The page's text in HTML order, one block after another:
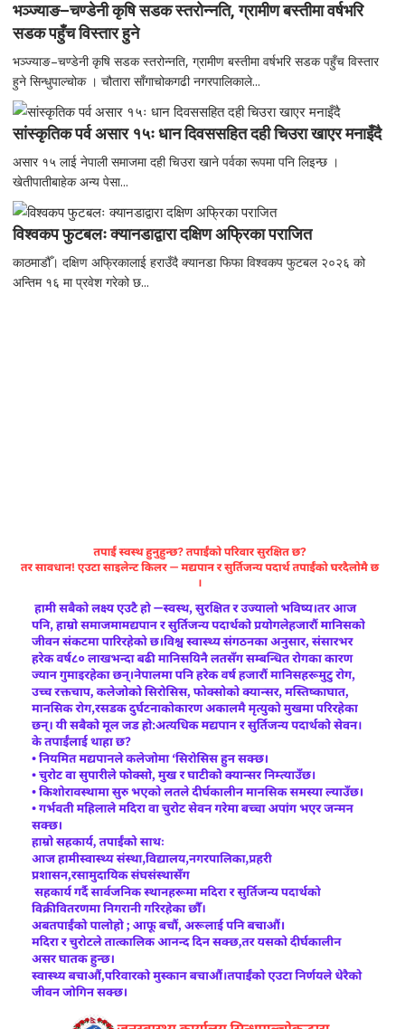
भञ्ज्याङ–चण्डेनी कृषि सडक स्तरोन्नति, ग्रामीण बस्तीमा वर्षभरि
सडक पहुँच विस्तार हुने
भञ्ज्याङ–चण्डेनी कृषि सडक स्तरोन्नति, ग्रामीण बस्तीमा वर्षभरि सडक पहुँच विस्तार
हुने सिन्धुपाल्चोक । चौतारा साँगाचोकगढी नगरपालिकाले...
सांस्कृतिक पर्व असार १५ः धान दिवससहित दही चिउरा खाएर मनाइँदै
असार १५ लाई नेपाली समाजमा दही चिउरा खाने पर्वका रूपमा पनि लिइन्छ ।
खेतीपातीबाहेक अन्य पेसा...
विश्वकप फुटबलः क्यानडाद्वारा दक्षिण अफ्रिका पराजित
काठमाडौँ। दक्षिण अफ्रिकालाई हराउँदै क्यानडा फिफा विश्वकप फुटबल २०२६ को
अन्तिम १६ मा प्रवेश गरेको छ...